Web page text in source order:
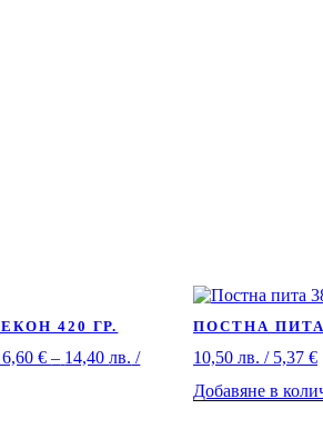
420 ГР.
6,60 €– 14,40лв. /
ПОСТНА ПИТА
10,50лв. / 5,37 €
Добавяне в